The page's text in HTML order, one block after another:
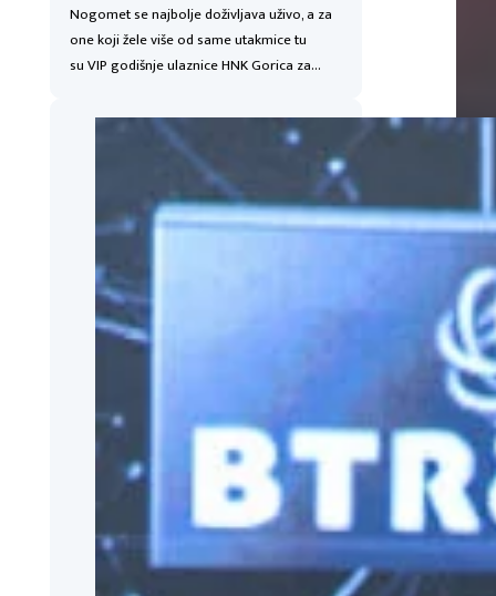
Nogomet se najbolje doživljava uživo, a za
one koji žele više od same utakmice tu
su VIP godišnje ulaznice HNK Gorica za…